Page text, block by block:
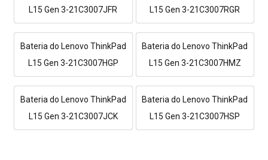
L15 Gen 3-21C3007JFR
L15 Gen 3-21C3007RGR
Bateria do Lenovo ThinkPad
L15 Gen 3-21C3007HGP
Bateria do Lenovo ThinkPad
L15 Gen 3-21C3007HMZ
Bateria do Lenovo ThinkPad
L15 Gen 3-21C3007JCK
Bateria do Lenovo ThinkPad
L15 Gen 3-21C3007HSP